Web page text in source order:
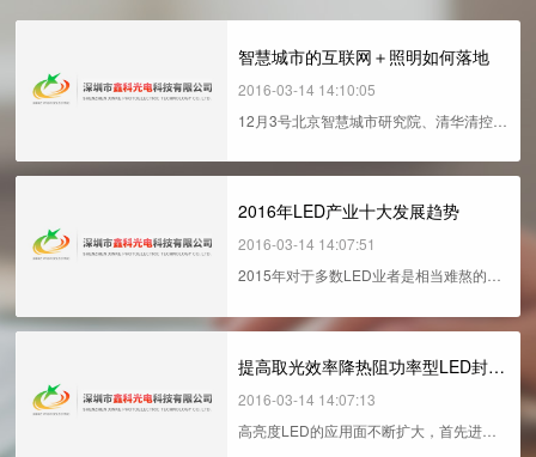
智慧城市的互联网＋照明如何落地
2016-03-14 14:10:05
12月3号北京智慧城市研究院、清华清控光
坛”，由中易物联承办。李克...
2016年LED产业十大发展趋势
2016-03-14 14:07:51
2015年对于多数LED业者是相当难熬的一
量取代传统照明应用，但供过于求使平...
提高取光效率降热阻功率型LED封装技术
2016-03-14 14:07:13
高亮度LED的应用面不断扩大，首先进入